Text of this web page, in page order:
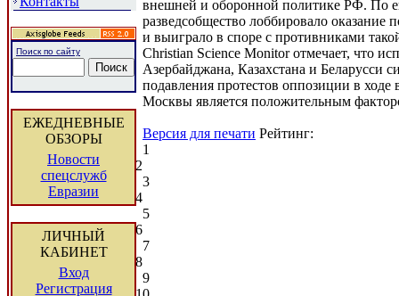
Поиск по сайту
ЕЖЕДНЕВНЫЕ
ОБЗОРЫ
Новости
спецслужб
Евразии
ЛИЧНЫЙ
КАБИНЕТ
Вход
Регистрация
внешней и оборонной политике РФ. По
разведсобщество лоббировало оказание
и выиграло в споре с противниками
Christian Science Monitor отмечает, что
Азербайджана, Казахстана и Беларусси
подавления протестов оппозиции в ходе
Москвы является положительным
Версия для печати Рейтинг:
1
2
3
4
5
6
7
8
9